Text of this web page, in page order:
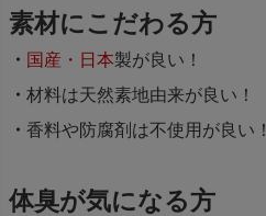
素材にこだわる方
国産・日本製が良い！
材料は天然素地由来が良い！
香料や防腐剤は不使用が良い！
体臭が気になる方